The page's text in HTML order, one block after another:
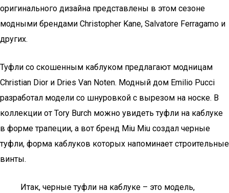
оригинального дизайна представлены в этом сезоне
модными брендами Christopher Kane, Salvatore Ferragamo и
других.
Туфли со скошенным каблуком предлагают модницам
Christian Dior и Dries Van Noten. Модный дом Emilio Pucci
разработал модели со шнуровкой с вырезом на носке. В
коллекции от Tory Burch можно увидеть туфли на каблуке
в форме трапеции, а вот бренд Miu Miu создал черные
туфли, форма каблуков которых напоминает строительные
винты.
Итак, черные туфли на каблуке – это модель,